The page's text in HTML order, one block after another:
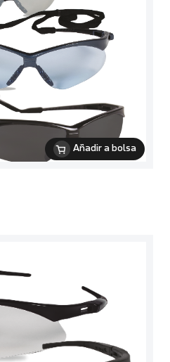
Añadir a bolsa